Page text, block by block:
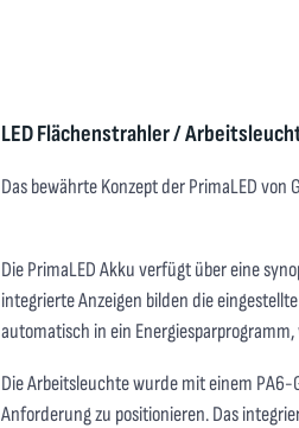
LED Flächenstrahler /
Das bewährte Konzept der PrimaLED
Die PrimaLED Akku verfügt über eine
integrierte Anzeigen bilden die
automatisch in ein
Die Arbeitsleuchte wurde mit einem
Anforderung zu positionieren. Das